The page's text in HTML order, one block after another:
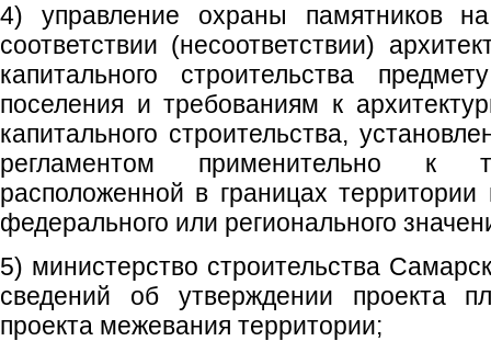
4) управление охраны памятников
соответствии (несоответствии)
капитального строительства
поселения и требованиям к
капитального строительства,
регламентом применительно к
расположенной в границах территории
федерального или регионального
5) министерство строительства
сведений об утверждении проекта
проекта межевания территории;